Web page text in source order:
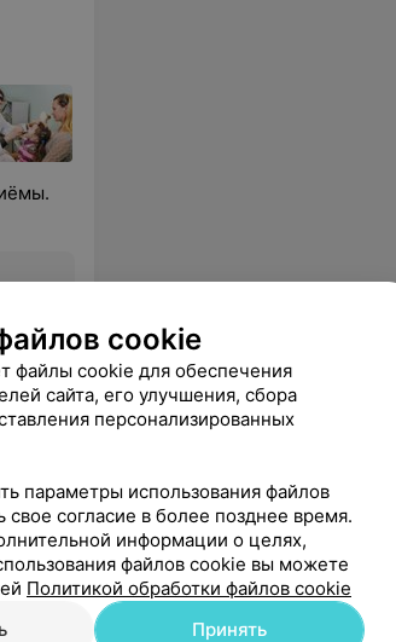
cookie
файлы cookie для обеспечения
сайта, его улучшения, сбора
персонализированных
параметры использования файлов
согласие в более позднее время.
информации о целях,
файлов cookie вы можете
Политикой обработки файлов cookie
Принять